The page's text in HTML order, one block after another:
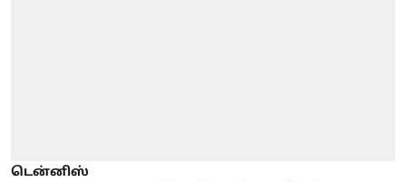
டென்னிஸ்